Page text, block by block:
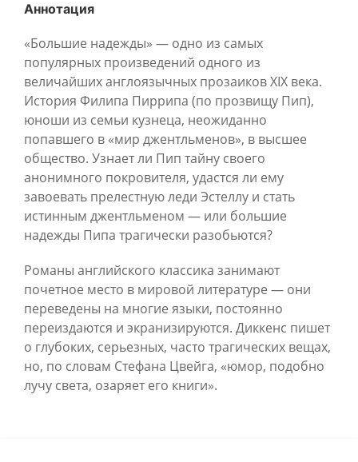
Аннотация
«Большие надежды» — одно из самых
популярных произведений одного из
величайших англоязычных прозаиков XIX века.
История Филипа Пиррипа (по прозвищу Пип),
юноши из семьи кузнеца, неожиданно
попавшего в «мир джентльменов», в высшее
общество. Узнает ли Пип тайну своего
анонимного покровителя, удастся ли ему
завоевать прелестную леди Эстеллу и стать
истинным джентльменом — или большие
надежды Пипа трагически разобьются?
Романы английского классика занимают
почетное место в мировой литературе — они
переведены на многие языки, постоянно
переиздаются и экранизируются. Диккенс пишет
о глубоких, серьезных, часто трагических вещах,
но, по словам Стефана Цвейга, «юмор, подобно
лучу света, озаряет его книги».